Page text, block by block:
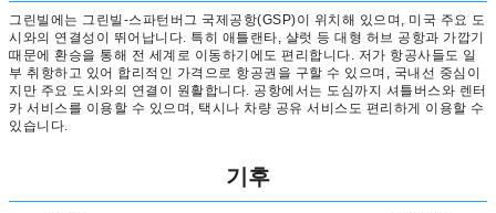
그린빌에는 그린빌-스파턴버그 국제공항(GSP)이 위치해 있으며, 미국 주요 도
시와의 연결성이 뛰어납니다. 특히 애틀랜타, 샬럿 등 대형 허브 공항과 가깝기
때문에 환승을 통해 전 세계로 이동하기에도 편리합니다. 저가 항공사들도 일
부 취항하고 있어 합리적인 가격으로 항공권을 구할 수 있으며, 국내선 중심이
지만 주요 도시와의 연결이 원활합니다. 공항에서는 도심까지 셔틀버스와 렌터
카 서비스를 이용할 수 있으며, 택시나 차량 공유 서비스도 편리하게 이용할 수
있습니다.
기후